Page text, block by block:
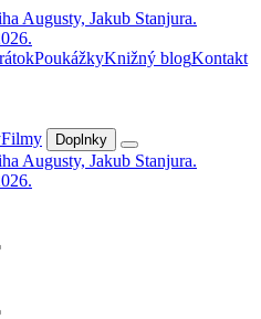
PoukážkyKnižný blogKontakt
Filmy Doplnky